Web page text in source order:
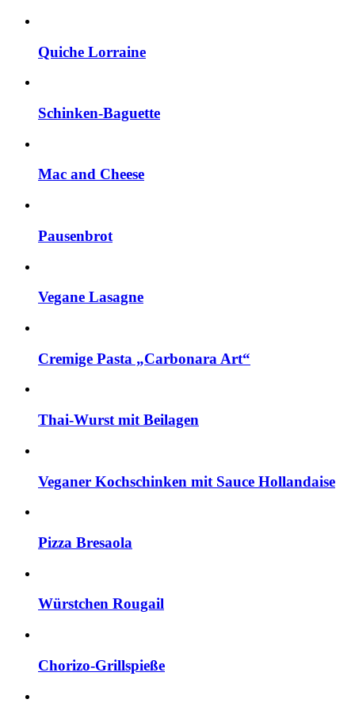
Quiche Lorraine
Schinken-Baguette
Mac and Cheese
Pausenbrot
Vegane Lasagne
Cremige Pasta „Carbonara Art“
Thai-Wurst mit Beilagen
Veganer Kochschinken mit Sauce Hollandaise
Pizza Bresaola
Würstchen Rougail
Chorizo-Grillspieße